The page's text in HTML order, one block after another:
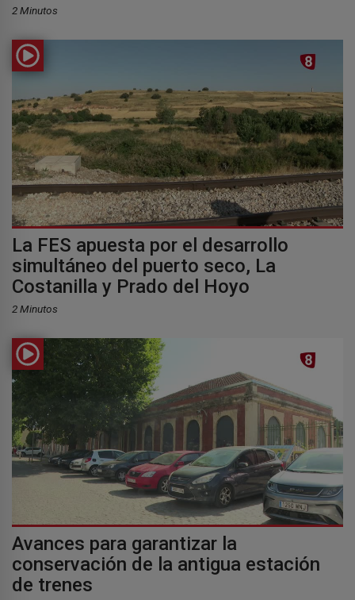
2 Minutos
La FES apuesta por el desarrollo
simultáneo del puerto seco, La
Costanilla y Prado del Hoyo
2 Minutos
Avances para garantizar la
conservación de la antigua estación
de trenes